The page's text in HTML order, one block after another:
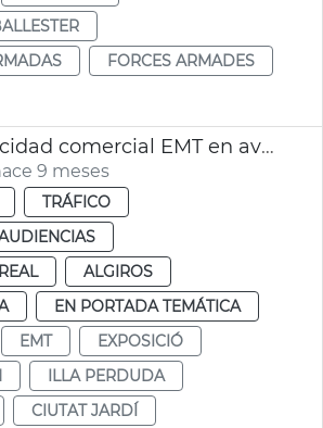
FORCES ARMADES
Mejora velocidad comercial EMT en avenida Blasco IBÁÑEZ València
9 meses
TRÁFICO
ALGIROS
EN PORTADA TEMÁTICA
EMT
EXPOSICIÓ
ILLA PERDUDA
CIUTAT JARDÍ